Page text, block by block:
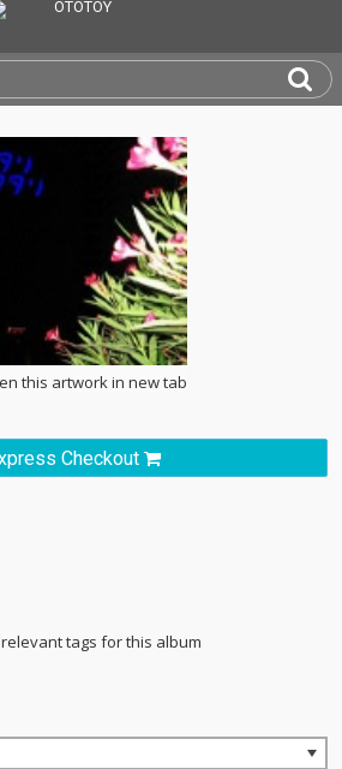
this artwork in new tab
Checkout
tags for this album